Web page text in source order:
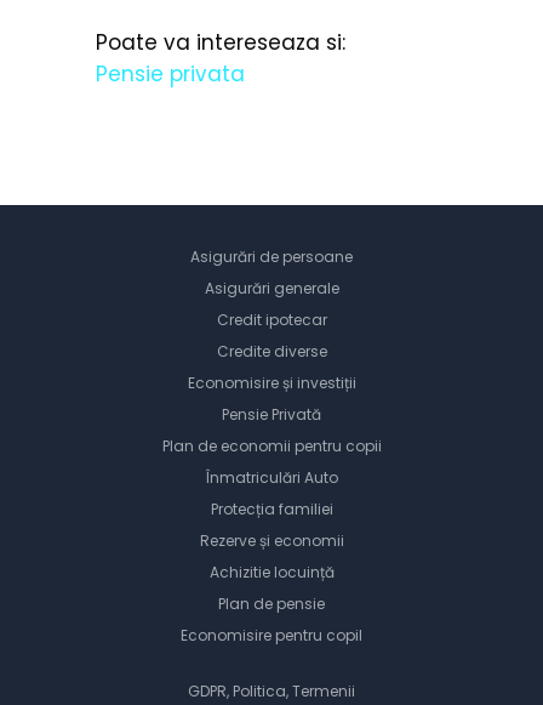
Poate va intereseaza si:
Pensie privata
Asigurări de persoane
Asigurări generale
Credit ipotecar
Credite diverse
Economisire și investiții
Pensie Privată
Plan de economii pentru copii
Înmatriculări Auto
Protecția familiei
Rezerve și economii
Achizitie locuință
Plan de pensie
Economisire pentru copil
GDPR, Politica, Termenii